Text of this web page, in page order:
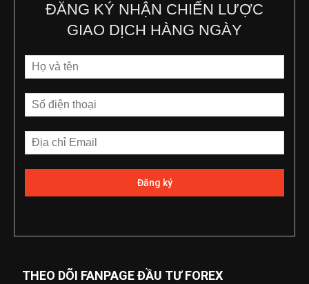
ĐĂNG KÝ NHẬN CHIẾN LƯỢC
GIAO DỊCH HÀNG NGÀY
THEO DÕI FANPAGE ĐẦU TƯ FOREX